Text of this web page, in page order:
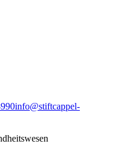
info@stiftcappel-